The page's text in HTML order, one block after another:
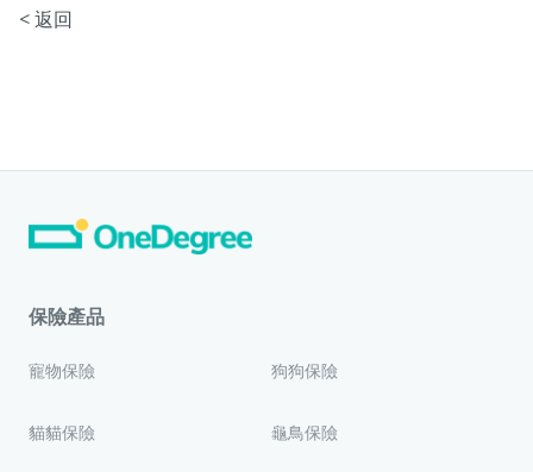
< 返回
保險產品
寵物保險 狗狗保險
貓貓保險 龜鳥保險